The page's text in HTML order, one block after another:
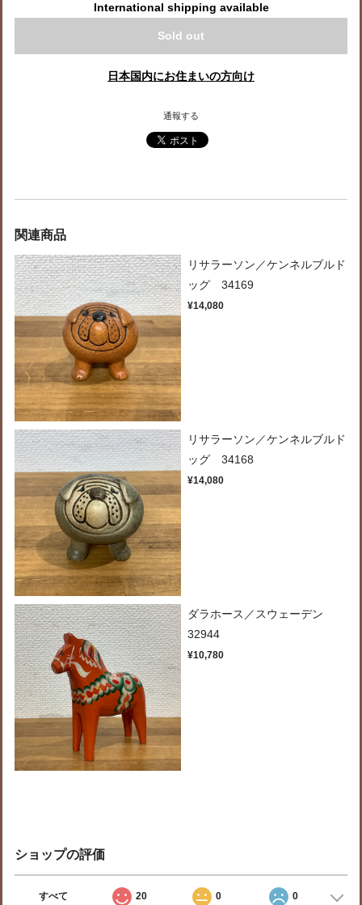
International shipping available
Sold out
日本国内にお住まいの方向け
通報する
関連商品
リサラーソン／ケンネルブルド
ッグ 34169
¥14,080
リサラーソン／ケンネルブルド
ッグ 34168
¥14,080
ダラホース／スウェーデン
32944
¥10,780
ショップの評価
すべて 20 0 0